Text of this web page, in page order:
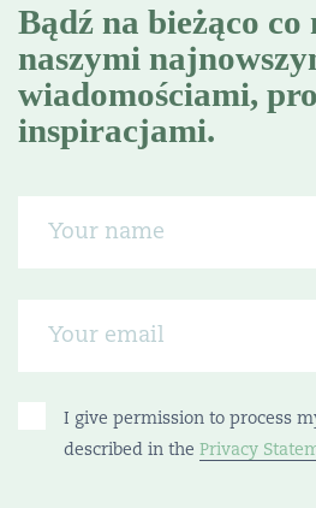
Bądź na bieżąco co
naszymi
wiadomościami,
inspiracjami.
I give permission to process
described in the Privacy